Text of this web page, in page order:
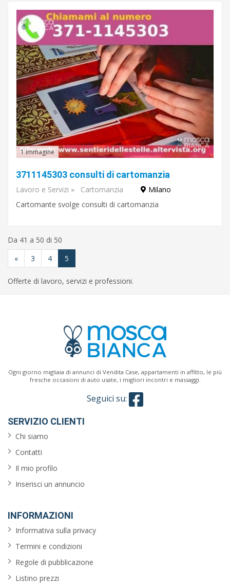
1 immagine
3711145303 consulti di cartomanzia
Lavoro e Servizi » Cartomanzia
Milano
Cartomante svolge consulti di cartomanzia
Da 41 a 50 di 50
«
3 4 5
Offerte di lavoro, servizi e professioni.
Ogni giorno migliaia di annunci di Vendita Case, appartamenti in affitto, le più
fresche occasioni di auto usate, i migliori incontri e massaggi.
Seguici su:
SERVIZIO CLIENTI
Chi siamo
Contatti
Il mio profilo
Inserisci un annuncio
INFORMAZIONI
Informativa sulla privacy
Termini e condizioni
Regole di pubblicazione
Listino prezzi